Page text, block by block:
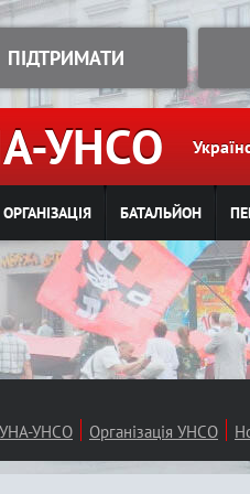
УНСО
ПІДТРИМАТИ
ОРГАНІЗАЦІЯ БАТАЛЬЙОН
УНА-УНСО Організація УНСО